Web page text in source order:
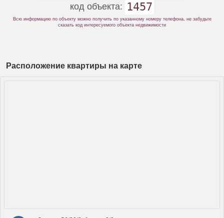
код объекта: 1457
Всю информацию по объекту можно получить по указанному номеру телефона, не забудьте
сказать код интересуемого объекта недвижимости
Расположение квартиры на карте